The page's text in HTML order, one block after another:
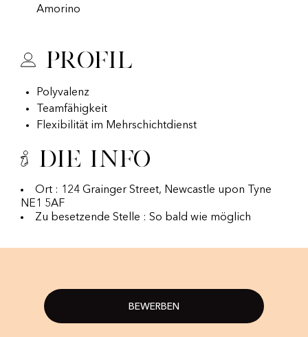
Amorino
Profil
Polyvalenz
Teamfähigkeit
Flexibilität im Mehrschichtdienst
Die Info
Ort : 124 Grainger Street, Newcastle upon Tyne
NE1 5AF
Zu besetzende Stelle : So bald wie möglich
BEWERBEN